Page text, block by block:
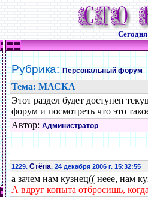
Рубрика:Персональный форум
Тема: МАСКА
Этот раздел будет доступен
форум и посмотреть что это
Автор: Администратор
1229. Стёпа, 24 декабря 2006 г. 15:32:55
а зачем нам кузнец(( неее, нам
А вдруг копыта отбросишь,